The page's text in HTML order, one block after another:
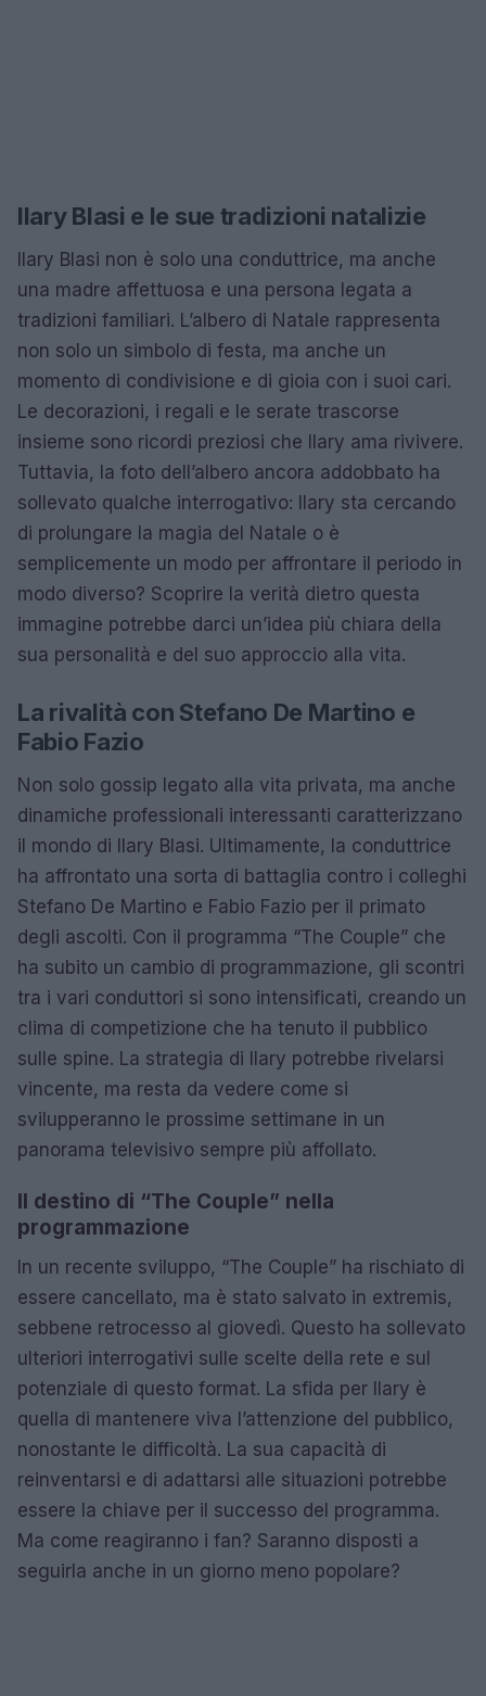
Ilary Blasi e le sue tradizioni natalizie
Ilary Blasi non è solo una conduttrice, ma anche
una madre affettuosa e una persona legata a
tradizioni familiari. L’albero di Natale rappresenta
non solo un simbolo di festa, ma anche un
momento di condivisione e di gioia con i suoi cari.
Le decorazioni, i regali e le serate trascorse
insieme sono ricordi preziosi che Ilary ama rivivere.
Tuttavia, la foto dell’albero ancora addobbato ha
sollevato qualche interrogativo: Ilary sta cercando
di prolungare la magia del Natale o è
semplicemente un modo per affrontare il periodo in
modo diverso? Scoprire la verità dietro questa
immagine potrebbe darci un’idea più chiara della
sua personalità e del suo approccio alla vita.
La rivalità con Stefano De Martino e
Fabio Fazio
Non solo gossip legato alla vita privata, ma anche
dinamiche professionali interessanti caratterizzano
il mondo di Ilary Blasi. Ultimamente, la conduttrice
ha affrontato una sorta di battaglia contro i colleghi
Stefano De Martino e Fabio Fazio per il primato
degli ascolti. Con il programma “The Couple” che
ha subito un cambio di programmazione, gli scontri
tra i vari conduttori si sono intensificati, creando un
clima di competizione che ha tenuto il pubblico
sulle spine. La strategia di Ilary potrebbe rivelarsi
vincente, ma resta da vedere come si
svilupperanno le prossime settimane in un
panorama televisivo sempre più affollato.
Il destino di “The Couple” nella
programmazione
In un recente sviluppo, “The Couple” ha rischiato di
essere cancellato, ma è stato salvato in extremis,
sebbene retrocesso al giovedì. Questo ha sollevato
ulteriori interrogativi sulle scelte della rete e sul
potenziale di questo format. La sfida per Ilary è
quella di mantenere viva l’attenzione del pubblico,
nonostante le difficoltà. La sua capacità di
reinventarsi e di adattarsi alle situazioni potrebbe
essere la chiave per il successo del programma.
Ma come reagiranno i fan? Saranno disposti a
seguirla anche in un giorno meno popolare?